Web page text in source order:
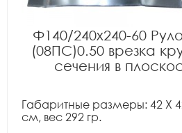
Ф140/240x240-60
(08ПС)0.50 врезка
сечения в
Габаритные размеры: 42 X
см, вес 292 гр.